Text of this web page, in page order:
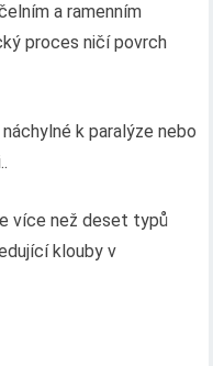
a ramenním
proces ničí povrch
k paralýze nebo
více než deset typů
klouby v